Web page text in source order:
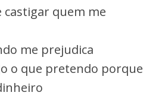
castigar quem me
me prejudica
o que pretendo porque